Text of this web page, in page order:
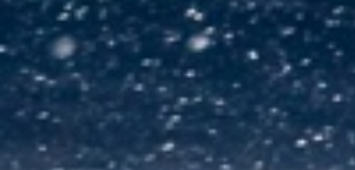
Rallye-Journal
Zimmernachweis
INFO
RCM
Motorsportclubs
Sponsoren / Aussteller